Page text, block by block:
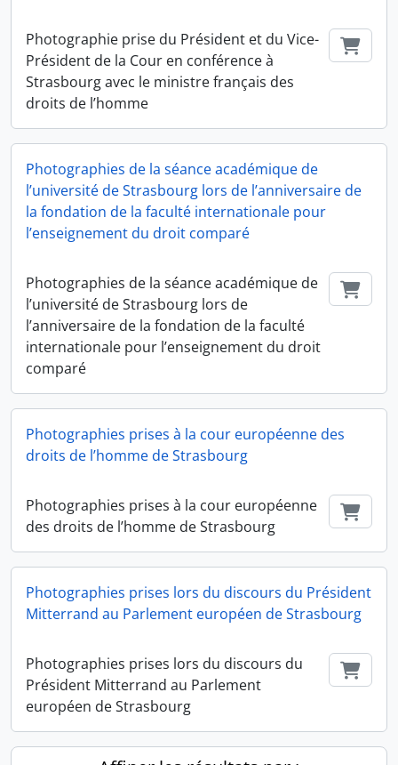
Photographie prise du Président et du Vice-
Président de la Cour en conférence à
Strasbourg avec le ministre français des
droits de l’homme
Photographies de la séance académique de
l’université de Strasbourg lors de l’anniversaire de
la fondation de la faculté internationale pour
l’enseignement du droit comparé
Photographies de la séance académique de
l’université de Strasbourg lors de
l’anniversaire de la fondation de la faculté
internationale pour l’enseignement du droit
comparé
Photographies prises à la cour européenne des
droits de l’homme de Strasbourg
Photographies prises à la cour européenne
des droits de l’homme de Strasbourg
Photographies prises lors du discours du Président
Mitterrand au Parlement européen de Strasbourg
Photographies prises lors du discours du
Président Mitterrand au Parlement
européen de Strasbourg